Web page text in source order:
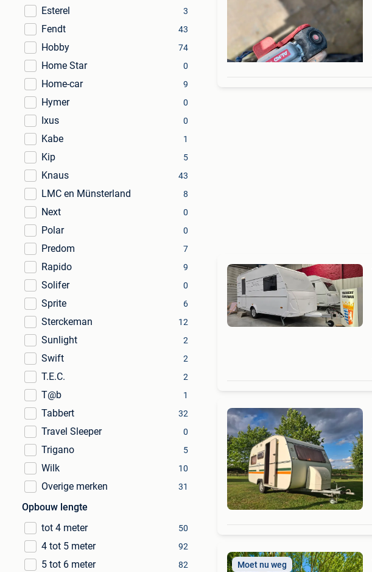
Esterel 3
Fendt 43
Hobby 74
Home Star 0
Home-car 9
Hymer 0
Ixus 0
Kabe 1
Kip 5
Knaus 43
LMC en Münsterland 8
Next 0
Polar 0
Predom 7
Rapido 9
Solifer 0
Sprite 6
Sterckeman 12
Sunlight 2
Swift 2
T.E.C. 2
T@b 1
Tabbert 32
Travel Sleeper 0
Trigano 5
Wilk 10
Overige merken 31
Opbouw lengte
tot 4 meter
50
4 tot 5 meter 92
5 tot 6 meter 82 Moet nu weg